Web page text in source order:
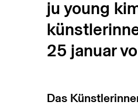
ju young
25 januar
Das